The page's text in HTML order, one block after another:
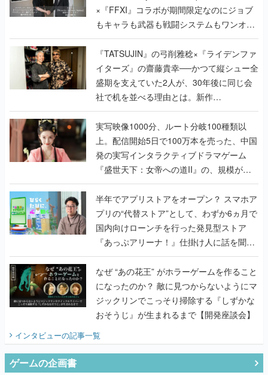
×『FFXI』コラボが期間限定なのにジョブ
もキャラも武器も戦闘システムもワンオフ
で作り込まれた理由を両ディレクターに聞
く
『TATSUJIN』の弓削雅稔×『ライデンファ
イターズ』の齋藤貴幸──かつて縦シュー全
盛期を支えていた2人が、30年後に同じ会
社で机を並べる理由とは。新作
『TATSUJIN EXTREME』で初タッグを組
んだレジェンド2人に訊く開発秘話
実写映像1000分、ルート分岐100種類以
上。配信開始5日で100万本を売った、中国
発の実写インタラクティブドラマゲーム
『盛世天下：女帝への道II』の、規模が違
うこだわりをプロデューサーに聞いた
半年でアプリストアをオープン？ スマホア
プリの“代替ストア”として、わずか6ヵ月で
国内向けローンチを行った発見型ストア
『あっぷアリーナ！』仕掛け人に話を聞い
てみた
なぜ “あの花王” がホラーゲームを作ること
になったのか？ 敵に見つからないようにマ
ジックリンでこっそり掃除する『しずかな
おそうじ』が生まれるまで【開発座談会】
インタビューの記事一覧
ゲームの企画書